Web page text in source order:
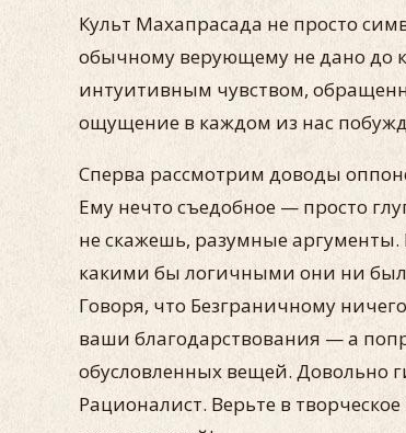
Культ Махапрасада не просто
обычному верующему не дано до
интуитивным чувством,
ощущение в каждом из нас
Сперва рассмотрим доводы
Ему нечто съедобное — просто
не скажешь, разумные
какими бы логичными они ни
Говоря, что Безграничному
ваши благодарствования — а
обусловленных вещей. Довольно
Рационалист. Верьте в